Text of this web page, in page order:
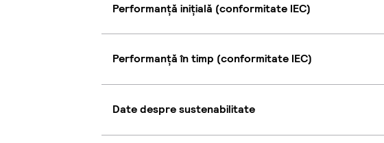
Performanță inițială (conformitate IEC)
Performanță în timp (conformitate IEC)
Date despre sustenabilitate